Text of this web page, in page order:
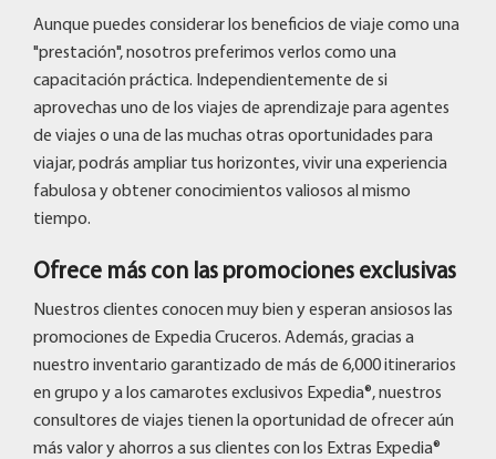
Aunque puedes considerar los beneficios de viaje como una
"prestación", nosotros preferimos verlos como una
capacitación práctica. Independientemente de si
aprovechas uno de los viajes de aprendizaje para agentes
de viajes o una de las muchas otras oportunidades para
viajar, podrás ampliar tus horizontes, vivir una experiencia
fabulosa y obtener conocimientos valiosos al mismo
tiempo.
Ofrece más con las promociones exclusivas
Nuestros clientes conocen muy bien y esperan ansiosos las
promociones de Expedia Cruceros. Además, gracias a
nuestro inventario garantizado de más de 6,000 itinerarios
en grupo y a los camarotes exclusivos Expedia®, nuestros
consultores de viajes tienen la oportunidad de ofrecer aún
más valor y ahorros a sus clientes con los Extras Expedia®